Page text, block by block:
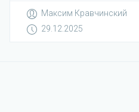
Максим Кравчинский
29.12.2025